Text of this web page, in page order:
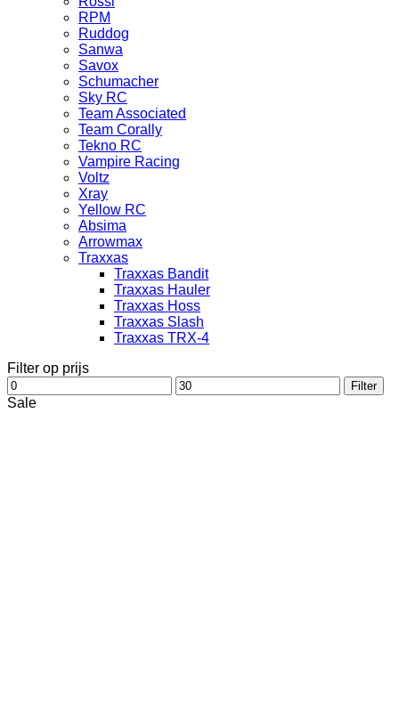
RPM
Ruddog
Sanwa
Savox
Schumacher
Sky RC
Team Associated
Team Corally
Tekno RC
Vampire Racing
Voltz
Xray
Yellow RC
Absima
Arrowmax
Traxxas
Traxxas Bandit
Traxxas Hauler
Traxxas Hoss
Traxxas Slash
Traxxas TRX-4
Filter op prijs
Min.
prijs
Max.
prijs
Filter
Sale